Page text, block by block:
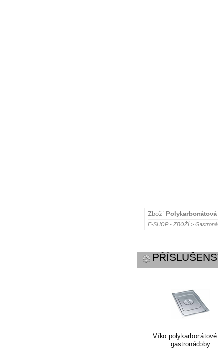
Zboží
E-SHOP - ZBOŽÍ >
Víko polykarbonátové
gastronádoby